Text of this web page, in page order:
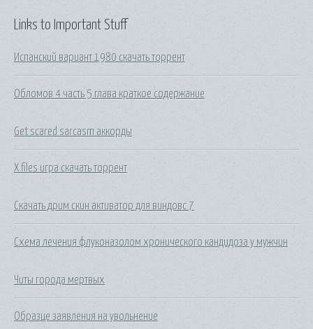
Links to Important Stuff
Испанский вариант 1980 скачать торрент
Обломов 4 часть 5 глава краткое содержание
Get scared sarcasm аккорды
X files игра скачать торрент
Скачать дрим скин активатор для виндовс 7
Схема лечения флуконазолом хронического кандидоза у мужчин
Читы города мертвых
Образце заявления на увольнение